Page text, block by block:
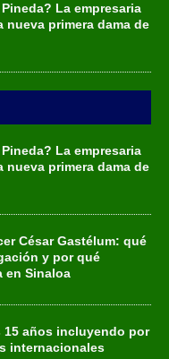
La empresaria
primera dama de
La empresaria
primera dama de
César Gastélum: qué
y por qué
en Sinaloa
15 años incluyendo por
internacionales